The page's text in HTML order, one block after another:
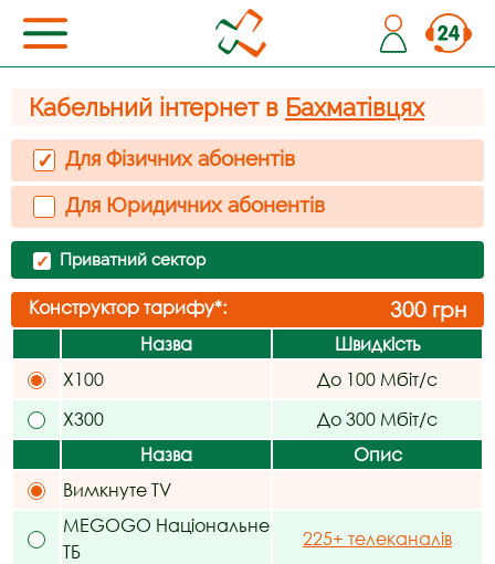
Кабельний інтернет в Бахматівцях
✓ Для Фізичних абонентів
Для Юридичних абонентів
✓ Приватний сектор
Конструктор тарифу*: 300 грн
Назва
Швидкість
X100
До 100 Мбіт/с
X300
До 300 Мбіт/с
Назва
Опис
Вимкнуте TV
MEGOGO Національне
ТБ
225+ телеканалів